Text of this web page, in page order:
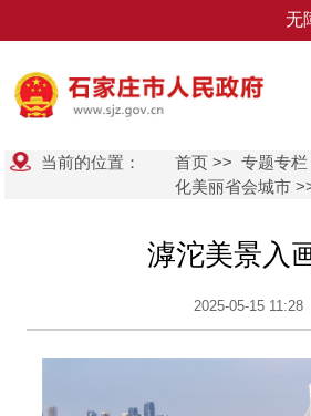
无
当前的位置： 首页 >>专题专栏
化美丽省会城市
滹沱美景入
2025-05-15 11:28